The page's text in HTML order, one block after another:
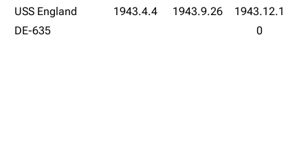
旧日本军舰一览
USS England
DE-635
1943.4.4 1943.9.26
1943.12.1
0